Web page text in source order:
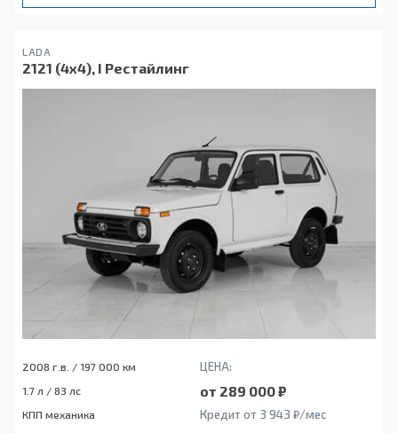
LADA
2121 (4x4), I Рестайлинг
2008 г.в. / 197 000 км ЦЕНА:
1.7 л / 83 лс от 289 000 ₽
КПП механика Кредит от 3 943 ₽/мес